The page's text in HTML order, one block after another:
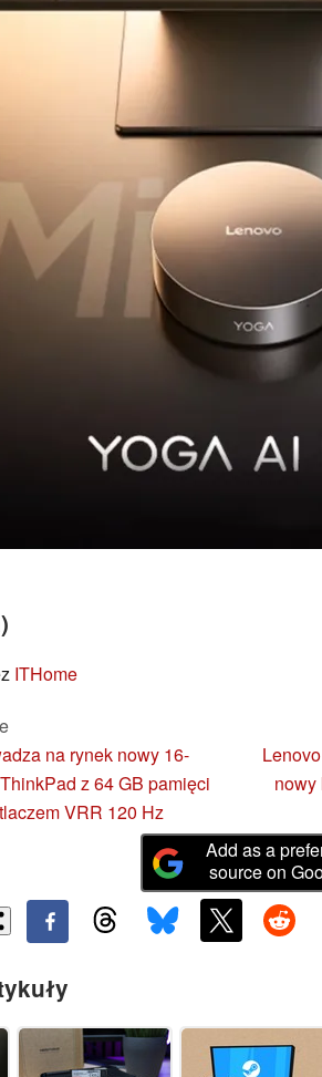
ITHome
na rynek nowy 16-
z 64 GB pamięci
VRR 120 Hz
nowy
Add as a
source on